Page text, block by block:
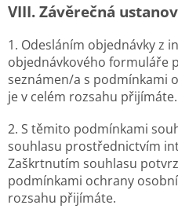
VIII. Závěrečná
1. Odesláním objednávky z
objednávkového formuláře
seznámen/a s podmínkami
je v celém rozsahu přijímáte.
2. S těmito podmínkami
souhlasu prostřednictvím
Zaškrtnutím souhlasu
podmínkami ochrany
rozsahu přijímáte.